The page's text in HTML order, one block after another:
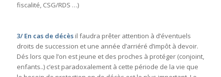
fiscalité, CSG/RDS …)
3/ En cas de décèsil faudra prêter attention à d’éventuels
droits de succession et une année d’arriéré d’impôt à devoir.
Dés lors que l’on est jeune et des proches à protéger (conjoint,
enfants..) c’est paradoxalement à cette période de la vie que